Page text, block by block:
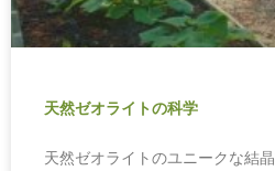
天然ゼオライトの科学
天然ゼオライトのユニークな結